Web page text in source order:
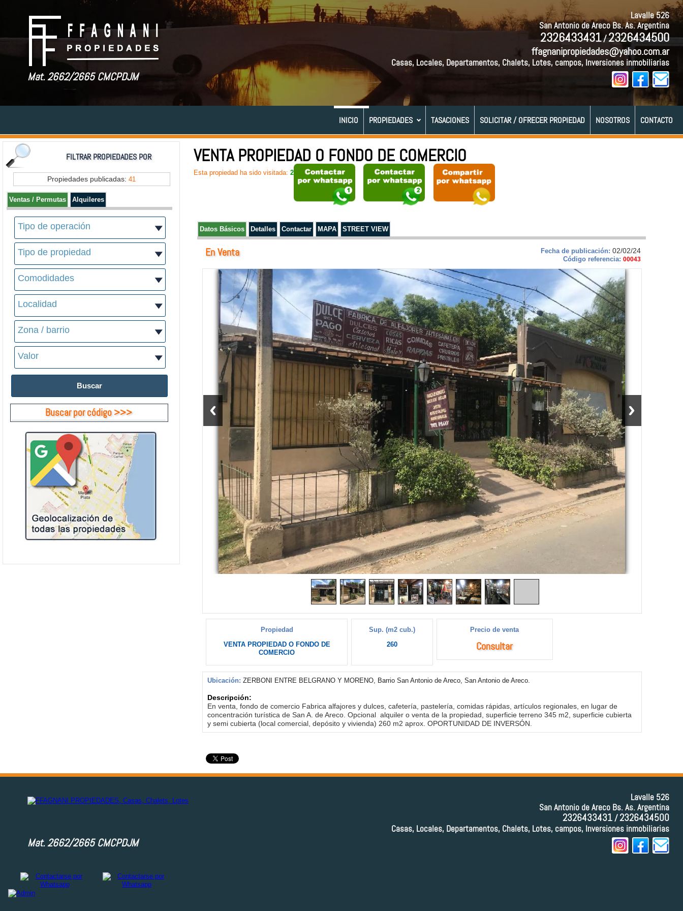
INICIO PROPIEDADES TASACIONES SOLICITAR / OFRECER PROPIEDAD NOSOTROS CONTACTO
Lavalle 526
San Antonio de Areco Bs. As. Argentina
2326433431/2326434500
ffagnanipropiedades@yahoo.com.ar
Casas, Locales, Departamentos, Chalets, Lotes, campos, Inversiones inmobiliarias
Mat. 2662/2665 CMCPDJM
FILTRAR PROPIEDADES POR
Propiedades publicadas: 41
Ventas / Permutas Alquileres
Buscar por código >>>
VENTA PROPIEDAD O FONDO DE COMERCIO
Esta propiedad ha sido visitada:236 veces
Datos Básicos Detalles Contactar MAPA STREET VIEW
Fecha de publicación: 02/02/24
Código referencia: 00043
En Venta
Propiedad
VENTA PROPIEDAD O FONDO DE
COMERCIO
Sup. (m2 cub.)
260
Precio de venta
Consultar
Ubicación: ZERBONI ENTRE BELGRANO Y MORENO, Barrio San Antonio de Areco, San Antonio de Areco.
Descripción:
En venta, fondo de comercio Fabrica alfajores y dulces, cafetería, pastelería, comidas rápidas, artículos regionales, en lugar de
concentración turística de San A. de Areco. Opcional alquiler o venta de la propiedad, superficie terreno 345 m2, superficie cubierta
y semi cubierta (local comercial, depósito y vivienda) 260 m2 aprox. OPORTUNIDAD DE INVERSÓN.
Lavalle 526
San Antonio de Areco Bs. As. Argentina
2326433431/2326434500
Casas, Locales, Departamentos, Chalets, Lotes, campos, Inversiones inmobiliarias
Mat. 2662/2665 CMCPDJM